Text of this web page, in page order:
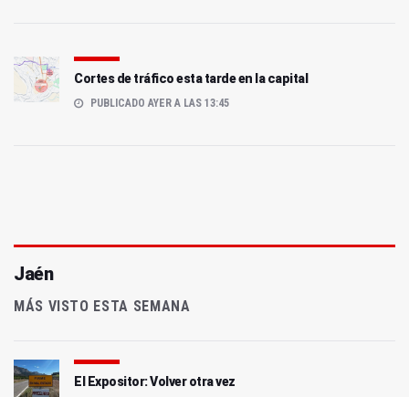
Cortes de tráfico esta tarde en la capital
PUBLICADO AYER A LAS 13:45
Jaén
MÁS VISTO ESTA SEMANA
El Expositor: Volver otra vez